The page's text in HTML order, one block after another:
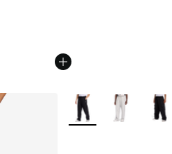
Plus de couleurs